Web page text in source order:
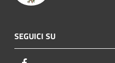
SEGUICI SU